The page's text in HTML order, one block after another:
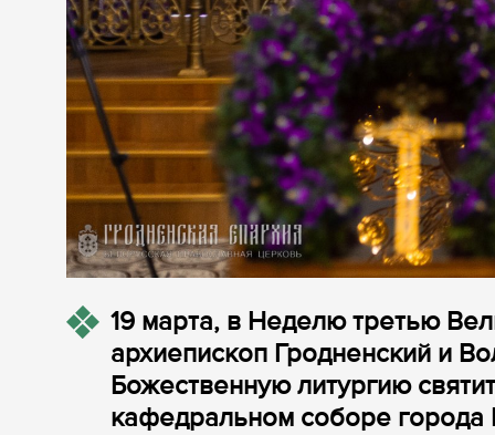
19 марта, в Неделю третью
архиепископ Гродненский и
Божественную литургию
кафедральном соборе города